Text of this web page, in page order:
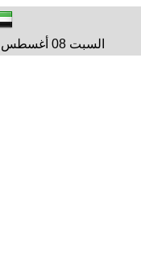
السبت 08 أغسطس 2026 الموافق 25 صفر 1448هـ